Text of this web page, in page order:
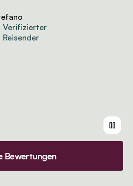
Bewertungen